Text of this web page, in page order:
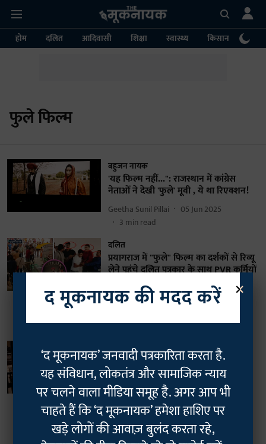
होम दलित आदिवासी शिक्षा स्वास्थ्य किसान
फुले फिल्म
बहुजन नायक
'यह फिल्म नहीं...": राजस्थान में कांग्रेस
नेताओं ने देखी 'फुले' मूवी , ये था रिएक्शन!
Geetha Sunil Pillai
05 Jun 2025
3 min read
दलित
प्रयागराज में "फुले" फिल्म का दर्शकों से रिव्यू
लेने पहुंचे दलित पत्रकार के साथ PVR कर्मियों
ने की मारपीट, वीडियो हुआ वायरल, मामला
दर्ज
3min read
विवादों के बीच आज रिलीज हुई ‘फुले’,
ज्योतिराव का किरदार निभाने वाले प्रतीक
गांधी फिल्म को लेकर क्या सोचते हैं?
Rajan Chaudhary
25 Apr 2025
5 min read
×
द मूकनायक की मदद करें
‘द मूकनायक’ जनवादी पत्रकारिता करता है.
यह संविधान, लोकतंत्र और सामाजिक न्याय
पर चलने वाला मीडिया समूह है. अगर आप भी
चाहते हैं कि ‘द मूकनायक’ हमेशा हाशिए पर
खड़े लोगों की आवाज़ बुलंद करता रहे,